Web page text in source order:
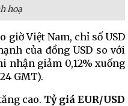
hoạ
giờ Việt Nam, chỉ số USD
của đồng USD so với
nhận giảm 0,12% xuống
GMT).
cao. Tỷ giá EUR/USD